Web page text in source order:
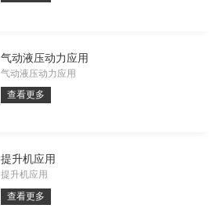
气动液压动力应用
气动液压动力应用
查看更多
提升机应用
提升机应用
查看更多